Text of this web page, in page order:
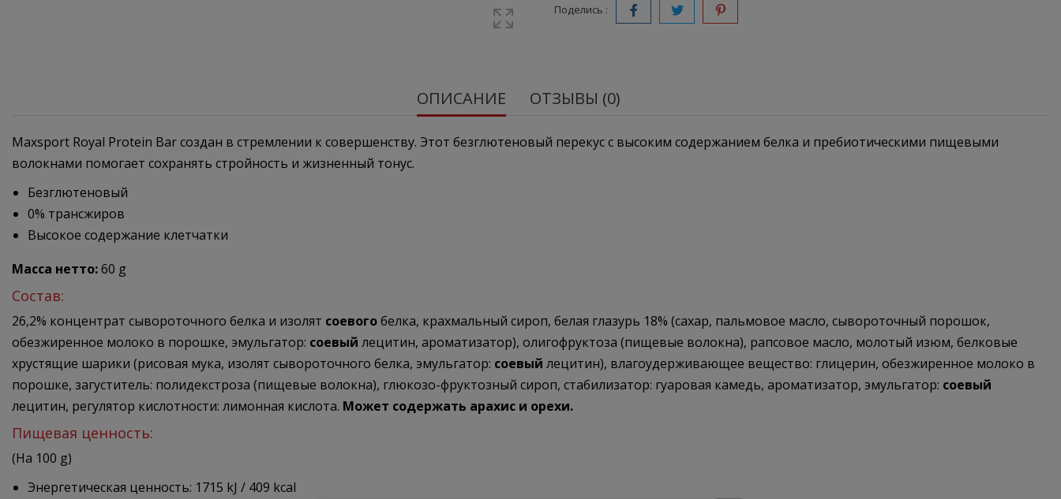
Поделись :
ОПИСАНИЕ ОТЗЫВЫ (0)
Maxsport Royal Protein Bar создан в стремлении к совершенству. Этот безглютеновый перекус с высоким содержанием белка и пребиотическими пищевыми
волокнами помогает сохранять стройность и жизненный тонус.
Безглютеновый
0% трансжиров
Высокое содержание клетчатки
Масса нетто:60 g
Состав:
26,2% концентрат сывороточного белка и изолят соевогобелка, крахмальный сироп, белая глазурь 18% (сахар, пальмовое масло, сывороточный порошок,
обезжиренное молоко в порошке, эмульгатор: соевый лецитин, ароматизатор), олигофруктоза (пищевые волокна), рапсовое масло, молотый изюм, белковые
хрустящие шарики (рисовая мука, изолят сывороточного белка, эмульгатор: соевый лецитин), влагоудерживающее вещество: глицерин, обезжиренное молоко в
порошке, загуститель: полидекстроза (пищевые волокна), глюкозо-фруктозный сироп, стабилизатор: гуаровая камедь, ароматизатор, эмульгатор: соевый
лецитин, регулятор кислотности: лимонная кислота. Может содержать арахис и орехи.
Пищевая ценность:
(На 100 g)
Энергетическая ценность: 1715 kJ / 409 kcal